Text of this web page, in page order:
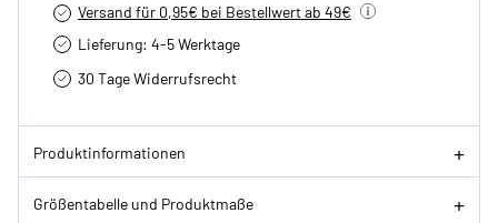
Versand für 0,95€ bei Bestellwert ab 49€
Lieferung: 4-5 Werktage
30 Tage Widerrufsrecht
Produktinformationen
Größentabelle und Produktmaße